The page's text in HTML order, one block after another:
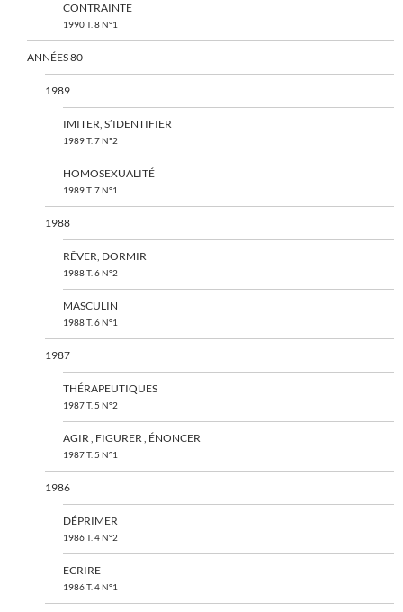
CONTRAINTE
1990 T. 8 N°1
ANNÉES 80
1989
IMITER, S’IDENTIFIER
1989 T. 7 N°2
HOMOSEXUALITÉ
1989 T. 7 N°1
1988
RÊVER, DORMIR
1988 T. 6 N°2
MASCULIN
1988 T. 6 N°1
1987
THÉRAPEUTIQUES
1987 T. 5 N°2
AGIR , FIGURER , ÉNONCER
1987 T. 5 N°1
1986
DÉPRIMER
1986 T. 4 N°2
ECRIRE
1986 T. 4 N°1